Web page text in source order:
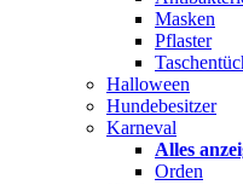
Masken
Pflaster
Halloween
Hundebesitzer
Karneval
Alles
Orden